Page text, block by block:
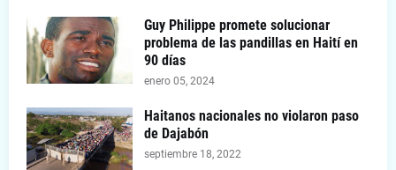
Guy Philippe promete solucionar
problema de las pandillas en Haití en
90 días
enero 05, 2024
Haitanos nacionales no violaron paso
de Dajabón
septiembre 18, 2022